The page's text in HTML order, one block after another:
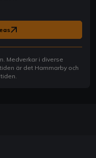
Medverkar i diverse
är det Hammarby och